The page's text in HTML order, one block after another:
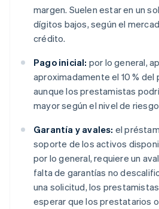
margen. Suelen estar en un
dígitos bajos, según el
crédito.
Pago inicial: por lo general,
aproximadamente el 10 % del
aunque los prestamistas
mayor según el nivel de
Garantía y avales: el
soporte de los activos
por lo general, requiere un
falta de garantías no
una solicitud, los
esperar que los prestatarios